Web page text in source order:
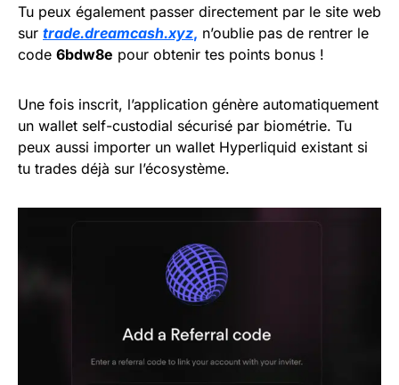
Tu peux également passer directement par le site web
sur trade.dreamcash.xyz, n’oublie pas de rentrer le
code 6bdw8e pour obtenir tes points bonus !
Une fois inscrit, l’application génère automatiquement
un wallet self-custodial sécurisé par biométrie. Tu
peux aussi importer un wallet Hyperliquid existant si
tu trades déjà sur l’écosystème.